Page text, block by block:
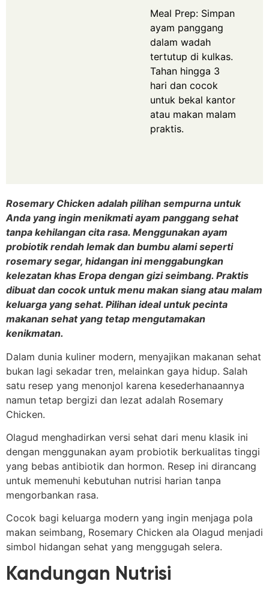
Meal Prep: Simpan
ayam panggang
dalam wadah
tertutup di kulkas.
Tahan hingga 3
hari dan cocok
untuk bekal kantor
atau makan malam
praktis.
Rosemary Chicken adalah pilihan sempurna untuk
Anda yang ingin menikmati ayam panggang sehat
tanpa kehilangan cita rasa. Menggunakan ayam
probiotik rendah lemak dan bumbu alami seperti
rosemary segar, hidangan ini menggabungkan
kelezatan khas Eropa dengan gizi seimbang. Praktis
dibuat dan cocok untuk menu makan siang atau malam
keluarga yang sehat. Pilihan ideal untuk pecinta
makanan sehat yang tetap mengutamakan
kenikmatan.
Dalam dunia kuliner modern, menyajikan makanan sehat
bukan lagi sekadar tren, melainkan gaya hidup. Salah
satu resep yang menonjol karena kesederhanaannya
namun tetap bergizi dan lezat adalah Rosemary
Chicken.
Olagud menghadirkan versi sehat dari menu klasik ini
dengan menggunakan ayam probiotik berkualitas tinggi
yang bebas antibiotik dan hormon. Resep ini dirancang
untuk memenuhi kebutuhan nutrisi harian tanpa
mengorbankan rasa.
Cocok bagi keluarga modern yang ingin menjaga pola
makan seimbang, Rosemary Chicken ala Olagud menjadi
simbol hidangan sehat yang menggugah selera.
Kandungan Nutrisi